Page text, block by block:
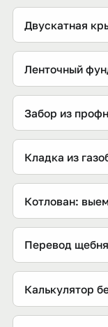
Двускатная
Ленточный
Забор из
Кладка из
Котлован:
Перевод
Калькулятор